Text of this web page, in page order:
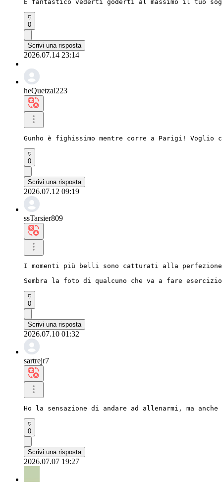
È fantastico vederti goderti al massimo il tuo
0
Scrivi una risposta
2026.07.14 23:14
heQuetzal223
Gunho è fighissimo mentre corre a Parigi!
0
Scrivi una risposta
2026.07.12 09:19
ssTarsier809
I momenti più belli sono catturati alla
Sembra la foto di qualcuno che va a fare
0
Scrivi una risposta
2026.07.10 01:32
sartrejr7
Ho la sensazione di andare ad allenarmi, ma
0
Scrivi una risposta
2026.07.07 19:27